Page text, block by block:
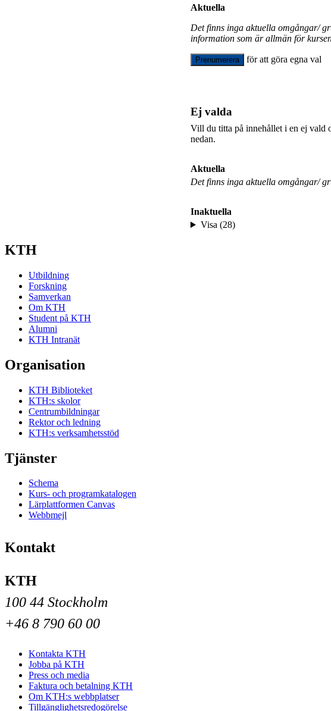
Aktuella
Det finns inga aktuella omgångar/
information som är allmän för
Prenumerera för att göra egna val
Ej valda
Vill du titta på innehållet i en ej vald
nedan.
Aktuella
Det finns inga aktuella omgångar/
Inaktuella
Visa (28)
KTH
Utbildning
Forskning
Samverkan
Om KTH
Student på KTH
Alumni
KTH Intranät
Organisation
KTH Biblioteket
KTH:s skolor
Centrumbildningar
Rektor och ledning
KTH:s verksamhetsstöd
Tjänster
Schema
Kurs- och programkatalogen
Lärplattformen Canvas
Webbmejl
Kontakt
KTH
100 44 Stockholm
+46 8 790 60 00
Kontakta KTH
Jobba på KTH
Press och media
Faktura och betalning KTH
Om KTH:s webbplatser
Tillgänglighetsredogörelse